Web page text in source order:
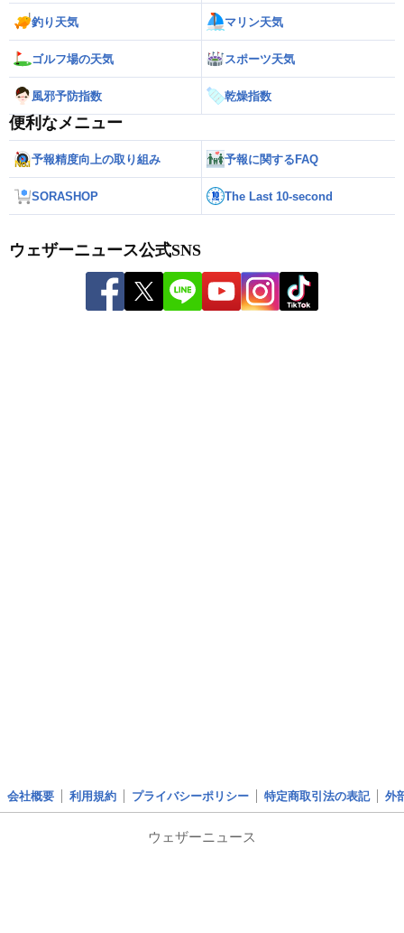
釣り天気 マリン天気
ゴルフ場の天気 スポーツ天気
風邪予防指数 乾燥指数
便利なメニュー
予報精度向上の取り組み 予報に関するFAQ
SORASHOP The Last 10-second
ウェザーニュース公式SNS
会社概要 利用規約 プライバシーポリシー 特定商取引法の表記 外
ウェザーニュース